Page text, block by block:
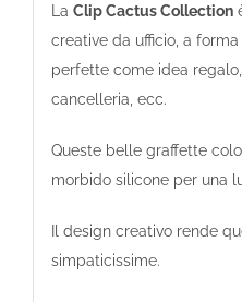
La Clip Cactus Collection
creative da ufficio, a
perfette come idea
cancelleria, ecc.
Queste belle graffette
morbido silicone per una
Il design creativo rende
simpaticissime.